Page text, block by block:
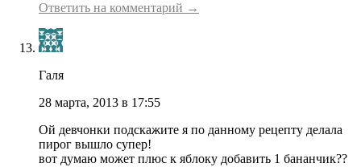
Ответить на комментарий →
Галя
28 марта, 2013 в 17:55
Ой девчонки подскажите я по данному рецепту делала
пирог вышло супер!
вот думаю может плюс к яблоку добавить 1 бананчик??